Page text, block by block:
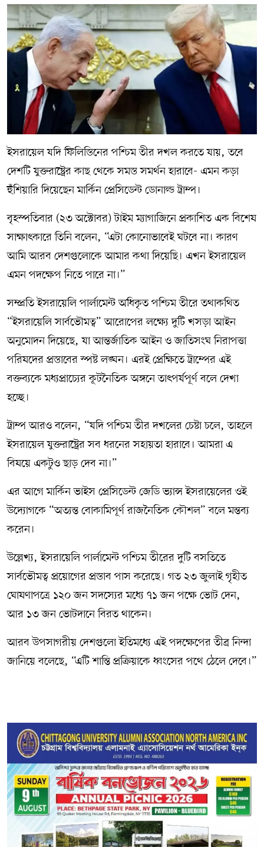
ইসরায়েল যদি ফিলিস্তিনের পশ্চিম তীর দখল করতে যায়, তবে
দেশটি যুক্তরাষ্ট্রের কাছ থেকে সমস্ত সমর্থন হারাবে- এমন কড়া
হুঁশিয়ারি দিয়েছেন মার্কিন প্রেসিডেন্ট ডোনাল্ড ট্রাম্প।
বৃহস্পতিবার (২৩ অক্টোবর) টাইম ম্যাগাজিনে প্রকাশিত এক বিশেষ
সাক্ষাৎকারে তিনি বলেন, “এটা কোনোভাবেই ঘটবে না। কারণ
আমি আরব দেশগুলোকে আমার কথা দিয়েছি। এখন ইসরায়েল
এমন পদক্ষেপ নিতে পারে না।”
সম্প্রতি ইসরায়েলি পার্লামেন্ট অধিকৃত পশ্চিম তীরে তথাকথিত
“ইসরায়েলি সার্বভৌমত্ব” আরোপের লক্ষ্যে দুটি খসড়া আইন
অনুমোদন দিয়েছে, যা আন্তর্জাতিক আইন ও জাতিসংঘ নিরাপত্তা
পরিষদের প্রস্তাবের স্পষ্ট লঙ্ঘন। এরই প্রেক্ষিতে ট্রাম্পের এই
বক্তব্যকে মধ্যপ্রাচ্যের কূটনৈতিক অঙ্গনে তাৎপর্যপূর্ণ বলে দেখা
হচ্ছে।
ট্রাম্প আরও বলেন, “যদি পশ্চিম তীর দখলের চেষ্টা চলে, তাহলে
ইসরায়েল যুক্তরাষ্ট্রের সব ধরনের সহায়তা হারাবে। আমরা এ
বিষয়ে একটুও ছাড় দেব না।”
এর আগে মার্কিন ভাইস প্রেসিডেন্ট জেডি ভ্যান্স ইসরায়েলের ওই
উদ্যোগকে “অত্যন্ত বোকামিপূর্ণ রাজনৈতিক কৌশল” বলে মন্তব্য
করেন।
উল্লেখ্য, ইসরায়েলি পার্লামেন্ট পশ্চিম তীরের দুটি বসতিতে
সার্বভৌমত্ব প্রয়োগের প্রস্তাব পাস করেছে। গত ২৩ জুলাই গৃহীত
ঘোষণাপত্রে ১২০ জন সদস্যের মধ্যে ৭১ জন পক্ষে ভোট দেন,
আর ১৩ জন ভোটদানে বিরত থাকেন।
আরব উপসাগরীয় দেশগুলো ইতিমধ্যে এই পদক্ষেপের তীব্র নিন্দা
জানিয়ে বলেছে, “এটি শান্তি প্রক্রিয়াকে ধ্বংসের পথে ঠেলে দেবে।”